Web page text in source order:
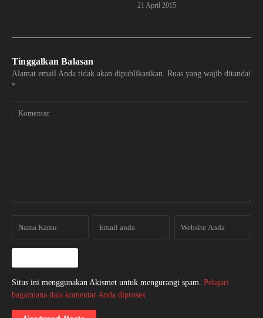
21 April 2015
Tinggalkan Balasan
Alamat email Anda tidak akan dipublikasikan. Ruas yang wajib ditandai
*
Situs ini menggunakan Akismet untuk mengurangi spam. Pelajari
bagaimana data komentar Anda diproses